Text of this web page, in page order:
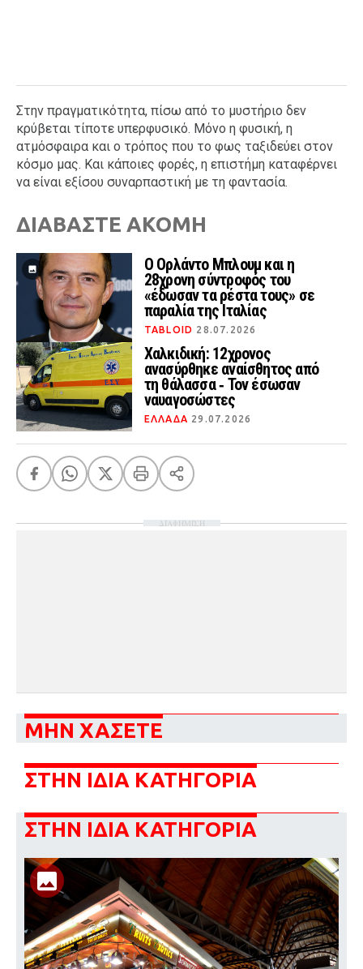
Στην πραγματικότητα, πίσω από το μυστήριο δεν
κρύβεται τίποτε υπερφυσικό. Μόνο η φυσική, η
ατμόσφαιρα και ο τρόπος που το φως ταξιδεύει στον
κόσμο μας. Και κάποιες φορές, η επιστήμη καταφέρνει
να είναι εξίσου συναρπαστική με τη φαντασία.
ΔΙΑΒΑΣΤΕ ΑΚΟΜΗ
Ο Ορλάντο Μπλουμ και η
28χρονη σύντροφός του
«έδωσαν τα ρέστα τους» σε
παραλία της Ιταλίας
TABLOID 28.07.2026
Χαλκιδική: 12χρονος
ανασύρθηκε αναίσθητος από
τη θάλασσα ‑ Τον έσωσαν
ναυαγοσώστες
ΕΛΛΑΔΑ 29.07.2026
ΔΙΑΦΗΜΙΣΗ
ΜΗΝ ΧΑΣΕΤΕ
ΣΤΗΝ ΙΔΙΑ ΚΑΤΗΓΟΡΙΑ
ΣΤΗΝ ΙΔΙΑ ΚΑΤΗΓΟΡΙΑ